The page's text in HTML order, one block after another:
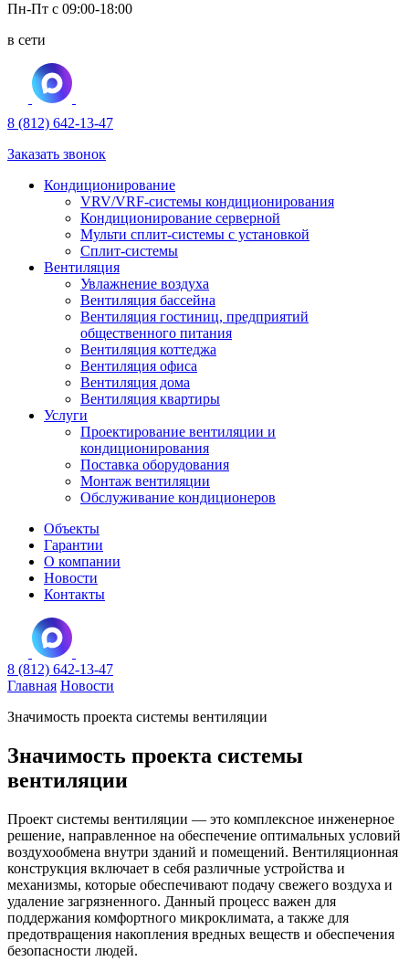
Пн-Пт с 09:00-18:00
в сети
8 (812) 642-13-47
Заказать звонок
Кондиционирование
VRV/VRF-системы кондиционирования
Кондиционирование серверной
Мульти сплит-системы с установкой
Сплит-системы
Вентиляция
Увлажнение воздуха
Вентиляция бассейна
Вентиляция гостиниц, предприятий
общественного питания
Вентиляция коттеджа
Вентиляция офиса
Вентиляция дома
Вентиляция квартиры
Услуги
Проектирование вентиляции и
кондиционирования
Поставка оборудования
Монтаж вентиляции
Обслуживание кондиционеров
Объекты
Гарантии
О компании
Новости
Контакты
8 (812) 642-13-47
Главная Новости
Значимость проекта системы вентиляции
Значимость проекта системы
вентиляции
Проект системы вентиляции — это комплексное инженерное
решение, направленное на обеспечение оптимальных условий
воздухообмена внутри зданий и помещений. Вентиляционная
конструкция включает в себя различные устройства и
механизмы, которые обеспечивают подачу свежего воздуха и
удаление загрязненного. Данный процесс важен для
поддержания комфортного микроклимата, а также для
предотвращения накопления вредных веществ и обеспечения
безопасности людей.